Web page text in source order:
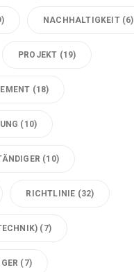
NACHHALTIGKEIT(6)
PROJEKT (19)
(18)
(10)
(10)
RICHTLINIE (32)
(7)
(7)